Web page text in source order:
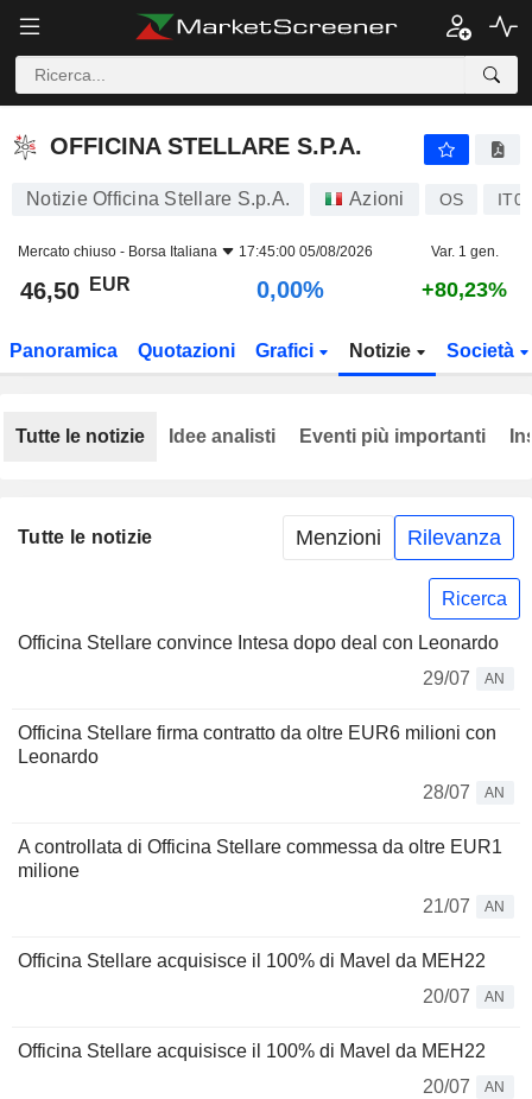
OFFICINA STELLARE S.P.A.
OFFICINA STELLARE S.P.A.
Notizie Officina Stellare S.p.A. Azioni OS
Mercato chiuso - Borsa Italiana 17:45:00 05/08/2026 Var. 1 gen.
46,50 EUR 0,00% +80,23%
Panoramica Quotazioni Grafici Notizie Società
Tutte le notizie Menzioni Rilevanza
Ricerca
Officina Stellare convince Intesa dopo deal con Leonardo
29/07
AN
Officina Stellare firma contratto da oltre EUR6 milioni con
Leonardo
28/07
AN
A controllata di Officina Stellare commessa da oltre EUR1
milione
21/07
AN
Officina Stellare acquisisce il 100% di Mavel da MEH22
20/07
AN
Officina Stellare acquisisce il 100% di Mavel da MEH22
20/07
AN
Tutte le notizie Idee analisti Eventi più importanti